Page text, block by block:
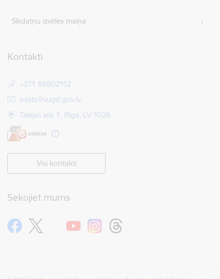
Sīkdatņu izvēles maiņa
Kontakti
+371 68802112
E-pasts:
pasts@vugd.gov.lv
Talejas iela 1, Rīga, LV-1026
Visi kontakti
Sekojiet mums